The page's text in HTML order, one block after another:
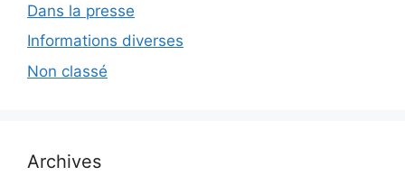
Dans la presse
Informations diverses
Non classé
Archives